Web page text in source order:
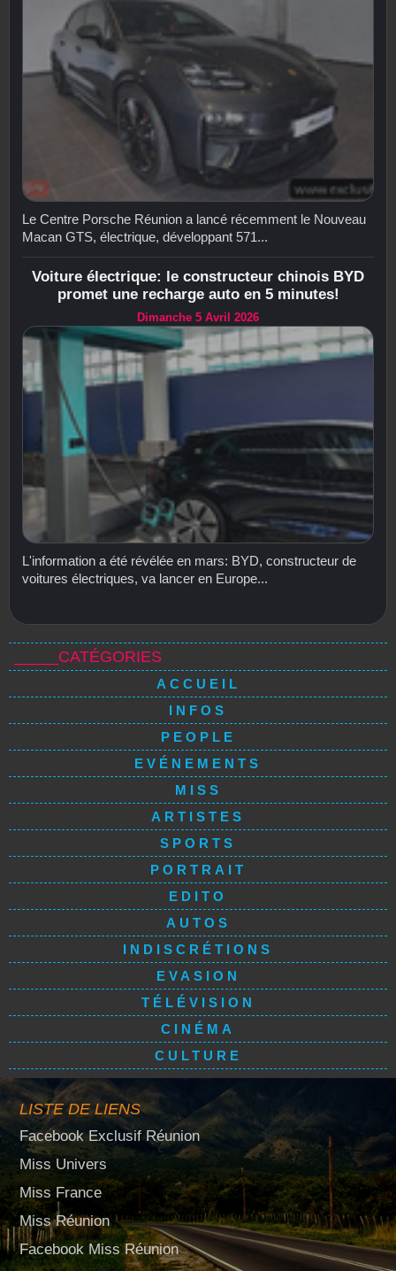
Le Centre Porsche Réunion a lancé récemment le Nouveau
Macan GTS, électrique, développant 571...
Voiture électrique: le constructeur chinois BYD
promet une recharge auto en 5 minutes!
Dimanche 5 Avril 2026
L'information a été révélée en mars: BYD, constructeur de
voitures électriques, va lancer en Europe...
_____CATÉGORIES
ACCUEIL
INFOS
PEOPLE
EVÉNEMENTS
MISS
ARTISTES
SPORTS
PORTRAIT
EDITO
AUTOS
INDISCRÉTIONS
EVASION
TÉLÉVISION
CINÉMA
CULTURE
LISTE DE LIENS
Facebook Exclusif Réunion
Miss Univers
Miss France
Miss Réunion
Facebook Miss Réunion